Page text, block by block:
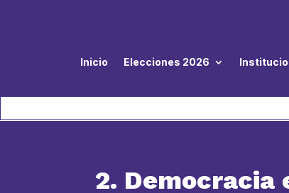
Inicio Elecciones 2026
2. Democracia